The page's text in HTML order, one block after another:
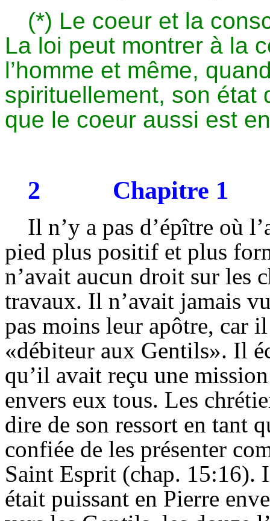
(*) Le coeur et la
La loi peut montrer à la
l’homme et même,
spirituellement, son état
que le coeur aussi est
2 Chapitre 1
Il n’y a pas d’épître où
pied plus positif et plus
n’avait aucun droit sur les
travaux. Il n’avait jamais
pas moins leur apôtre, car
«débiteur aux Gentils». Il
qu’il avait reçu une
envers eux tous. Les
dire de son ressort en tant
confiée de les présenter
Saint Esprit (chap. 15:16).
était puissant en Pierre